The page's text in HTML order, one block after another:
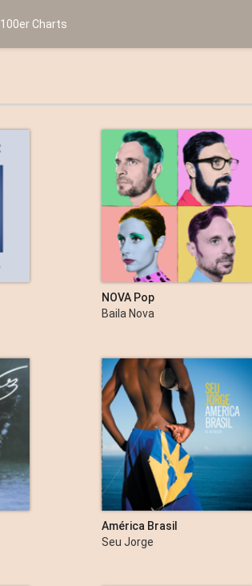
100er Charts
NOVA Pop
Baila Nova
América Brasil
Seu Jorge